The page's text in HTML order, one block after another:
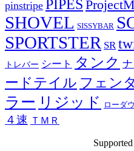
pinstripe PIPES
SHOVEL SISSYBAR
SPORTSTER SR
トレバー シート タンク
ードテイル フェン
ラー リジッド ローダ
４速 ＴＭＲ